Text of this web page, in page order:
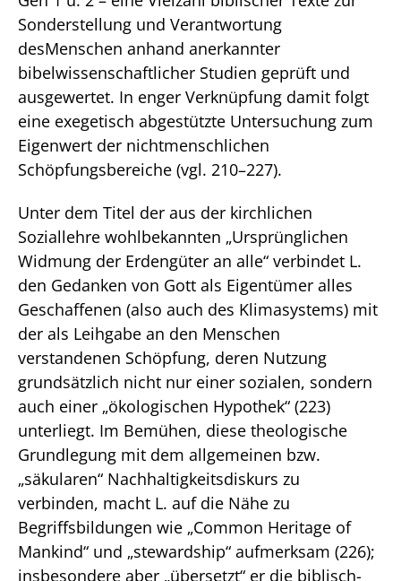
Sonderstellung und Verantwortung
desMenschen anhand anerkannter
bibelwissenschaftlicher Studien geprüft und
ausgewertet. In enger Verknüpfung damit folgt
eine exegetisch abgestützte Untersuchung zum
Eigenwert der nichtmenschlichen
Schöpfungsbereiche (vgl. 210–227).
Unter dem Titel der aus der kirchlichen
Soziallehre wohlbekannten „Ursprünglichen
Widmung der Erdengüter an alle“ verbindet L.
den Gedanken von Gott als Eigentümer alles
Geschaffenen (also auch des Klimasystems) mit
der als Leihgabe an den Menschen
verstandenen Schöpfung, deren Nutzung
grundsätzlich nicht nur einer sozialen, sondern
auch einer „ökologischen Hypothek“ (223)
unterliegt. Im Bemühen, diese theologische
Grundlegung mit dem allgemeinen bzw.
„säkularen“ Nachhaltigkeitsdiskurs zu
verbinden, macht L. auf die Nähe zu
Begriffsbildungen wie „Common Heritage of
Mankind“ und „stewardship“ aufmerksam (226);
insbesondere aber „übersetzt“ er die biblisch-